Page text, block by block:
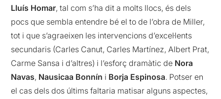
Lluís Homar, tal com s’ha dit a molts llocs, és dels
pocs que sembla entendre bé el to de l’obra de Miller,
tot i que s’agraeixen les intervencions d’excel·lents
secundaris (Carles Canut, Carles Martínez, Albert Prat,
Carme Sansa i d’altres) i l’esforç dramàtic de Nora
Navas, Nausicaa Bonnín i Borja Espinosa. Potser en
el cas dels dos últims faltaria matisar alguns aspectes,